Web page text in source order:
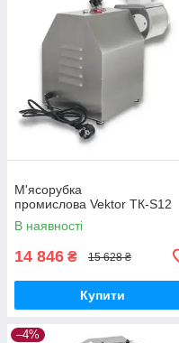
М'ясорубка
промислова Vektor ТК-S12
В наявності
14 846 ₴ 15 628 ₴
Купити
–4%